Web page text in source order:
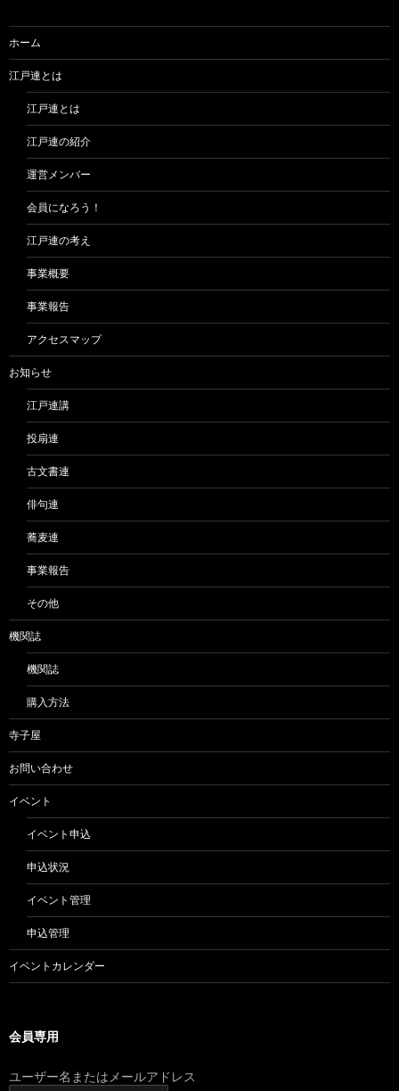
ョ
ン
ホーム
江戸連とは
江戸連とは
江戸連の紹介
運営メンバー
会員になろう！
江戸連の考え
事業概要
事業報告
アクセスマップ
お知らせ
江戸連講
投扇連
古文書連
俳句連
蕎麦連
事業報告
その他
機関誌
機関誌
購入方法
寺子屋
お問い合わせ
イベント
イベント申込
申込状況
イベント管理
申込管理
イベントカレンダー
会員専用
ユーザー名またはメールアドレス